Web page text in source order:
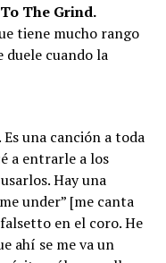
The Grind.
tiene mucho rango
cuando la
una canción a toda
a entrarle a los
Hay una
under” [me canta
en el coro. He
ahí se me va un